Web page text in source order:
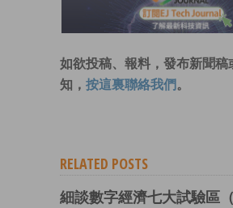
如欲投稿、報料，發布新聞稿
知， 按這裏聯絡我們 。
RELATED POSTS
細談數字經濟七大試驗區（